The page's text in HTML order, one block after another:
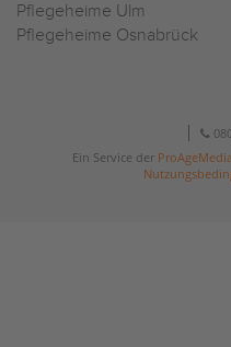
Pflegeheime Ulm
Pflegeheime Osnabrück
Ein Service der